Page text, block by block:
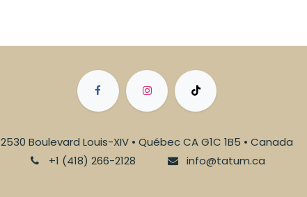
2530 Boulevard Louis-XIV • Québec CA G1C 1B5 • Canada
+1 (418) 266-2128
info@tatum.ca